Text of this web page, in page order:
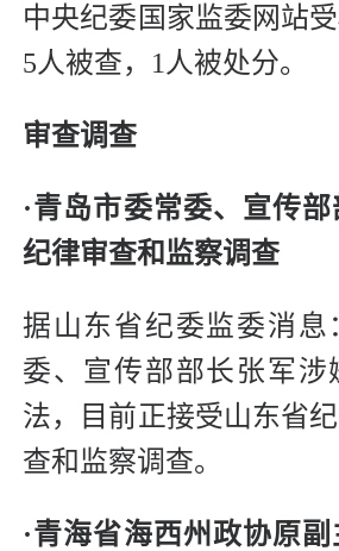
中央纪委国家监委网站受
5人被查，1人被处分。
审查调查
·青岛市委常委、宣传
纪律审查和监察调查
据山东省纪委监委消息
委、宣传部部长张军涉
法，目前正接受山东省
查和监察调查。
·青海省海西州政协原